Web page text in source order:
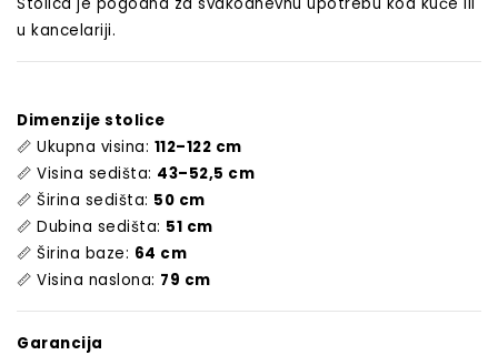
u kancelariji.
Dimenzije stolice
📏 Ukupna visina: 112–122 cm
📏 Visina sedišta: 43–52,5 cm
📏 Širina sedišta: 50 cm
📏 Dubina sedišta: 51 cm
📏 Širina baze: 64 cm
📏 Visina naslona: 79 cm
Garancija